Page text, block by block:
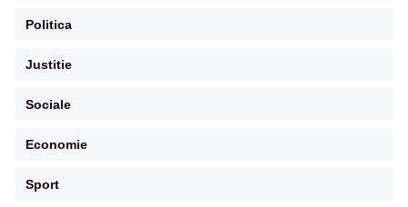
Politica
Justitie
Sociale
Economie
Sport